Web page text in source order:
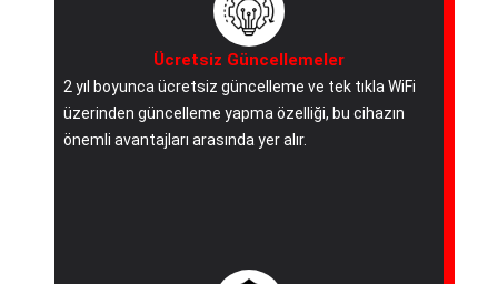
Ücretsiz Güncellemeler
2 yıl boyunca ücretsiz güncelleme ve tek tıkla WiFi
üzerinden güncelleme yapma özelliği, bu cihazın
önemli avantajları arasında yer alır.